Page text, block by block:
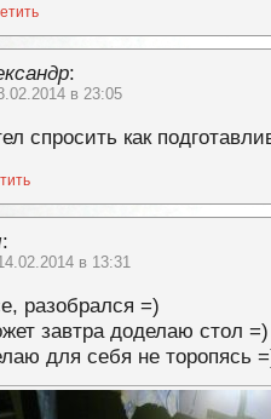
:
в 23:05
спросить как
:
в 13:31
разобрался =)
завтра доделаю стол =)
для себя не торопясь